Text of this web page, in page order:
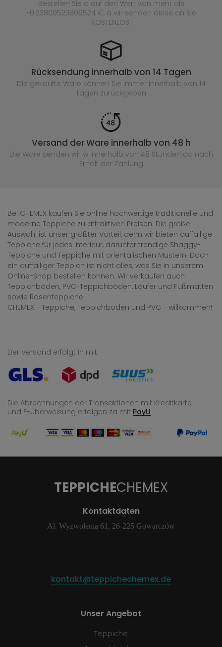
Bestellen Sie o auf den Wert von mehr als
-0.23809523809524 €, a wir senden diese an Sie
KOSTENLOS!
Rücksendung innerhalb von 14 Tagen
Die gekaufte Ware können Sie immer innerhalb von 14
Tagen zurückgeben
Versand der Ware innerhalb von 48 h
Die Ware senden wir w innerhalb von 48 Stunden od nach
Erhalt der Zahlung
Bei CHEMEX kaufen Sie online hochwertige traditionelle und
moderne Teppiche zu attraktiven Preisen. Die große
Auswahl ist unser größter Vorteil, denn wir bieten auffällige
Teppiche für jedes Interieur, darunter trendige Shaggy-
Teppiche und Teppiche mit orientalischen Mustern. Doch
ein auffälliger Teppich ist nicht alles, was Sie in unserem
Online-Shop bestellen können. Wir verkaufen auch
Teppichböden, PVC-Teppichböden, Läufer und Fußmatten
sowie Rasenteppiche.
CHEMEX - Teppiche, Teppichböden und PVC - willkommen!
Der Versand erfolgt in mit:
Die Abrechnungen der Transaktionen mit Kreditkarte
und E-Überweisung erfolgen za mit PayU
TEPPICHECHEMEX
Kontaktdaten
Al. Wyzwolenia 61, 26-225 Gowarczów
kontakt@teppichechemex.de
Unser Angebot
Teppiche